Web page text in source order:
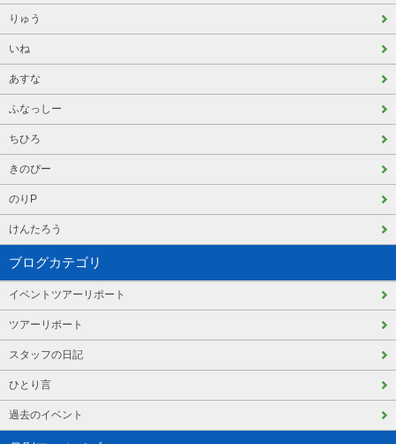
りゅう
いね
あすな
ふなっしー
ちひろ
きのぴー
のりP
けんたろう
ブログカテゴリ
イベントツアーリポート
ツアーリポート
スタッフの日記
ひとり言
過去のイベント